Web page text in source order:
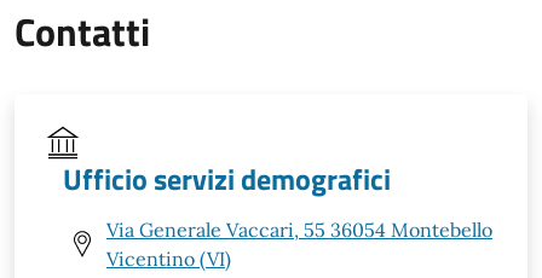
Contatti
Ufficio servizi demografici
Via Generale Vaccari, 55 36054 Montebello
Vicentino (VI)